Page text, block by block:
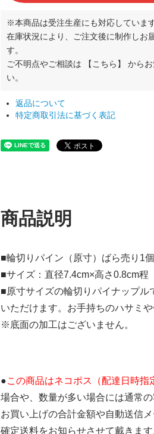
※本商品は受注生産にも対応しています
在庫状況により、ご注文後に制作しお
す。
ご不明点やご相談は
【こちら】
から
い。
返品について
特定商取引法に基づく表記
商品説明
■輪切りパイン（原寸）ばら売り1個
■サイズ：直径7.4cm×高さ0.8cm程
■原寸サイズの輪切りパイナップ
いただけます。お手持ちのハサミ
※底面の加工はございません。
●この商品はネコポス（配達日時
場合や、数量が多い場合には通常
お買い上げの合計金額や自動送信
確定送料をお知らせさせて戴きます